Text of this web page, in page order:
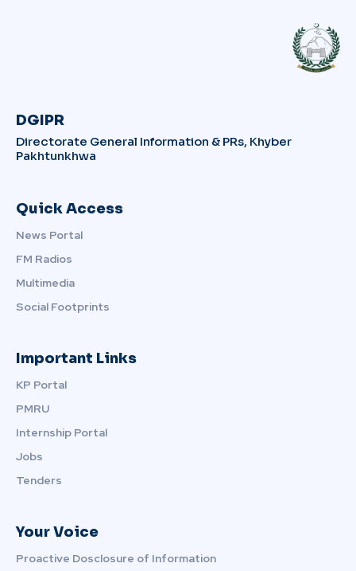
DGIPR
Directorate General Information & PRs, Khyber
Pakhtunkhwa
Quick Access
News Portal
FM Radios
Multimedia
Social Footprints
Important Links
KP Portal
PMRU
Internship Portal
Jobs
Tenders
Your Voice
Proactive Dosclosure of Information